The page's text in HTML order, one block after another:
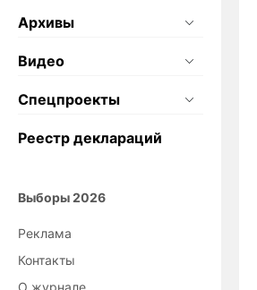
Архивы
Видео
Спецпроекты
Реестр деклараций
Выборы 2026
Реклама
Контакты
О журнале